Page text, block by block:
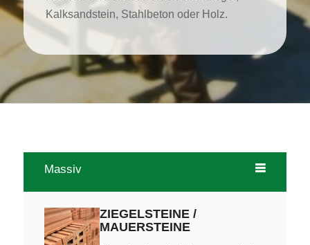
Kalksandstein, Stahlbeton oder Holz.
Massiv
ZIEGELSTEINE /
MAUERSTEINE